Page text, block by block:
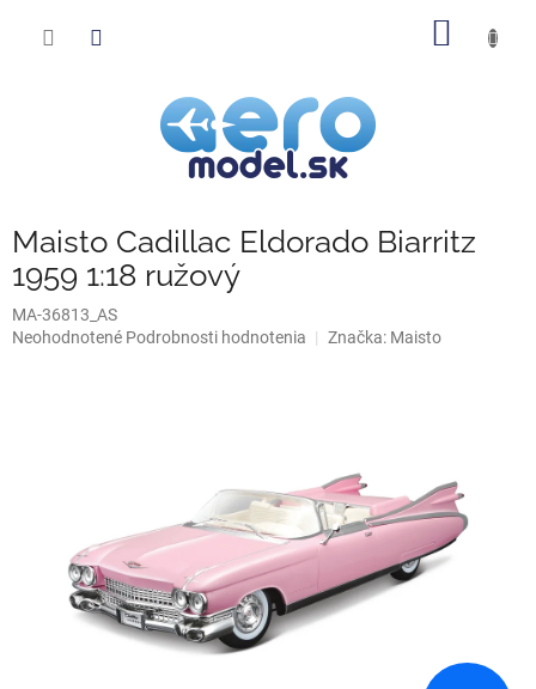
Maisto Cadillac Eldorado Biarritz
1959 1:18 ružový
MA-36813_AS
Priemerné
Neohodnotené Podrobnosti hodnotenia Značka: Maisto